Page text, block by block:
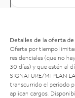
Detalles de la oferta de
Oferta por tiempo
residenciales (que no
30 días) y que estén al
SIGNATURE/MI PLAN
transcurrido el período
aplican cargos.